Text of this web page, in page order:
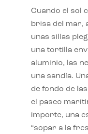
Cuando el sol
brisa del mar,
unas sillas
una tortilla
aluminio, las
una sandía.
de fondo de
el paseo
importe, una
“sopar a la